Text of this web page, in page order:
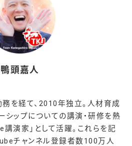
鴨頭嘉人
務を経て、2010年独立。人材育成
シップについての講演・研修を熱
演家」として活躍。これらを記
チャンネル登録者数100万人